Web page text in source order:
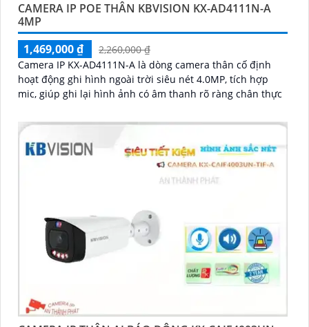
CAMERA IP POE THÂN KBVISION KX-AD4111N-A
4MP
1,469,000 ₫
2,260,000 ₫
Camera IP KX-AD4111N-A là dòng camera thân cố định
hoạt động ghi hình ngoài trời siêu nét 4.0MP, tích hợp
mic, giúp ghi lại hình ảnh có âm thanh rõ ràng chân thực